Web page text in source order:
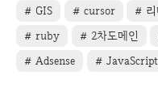
GIS
cursor
ruby
2차도메인
Adsense
JavaScript